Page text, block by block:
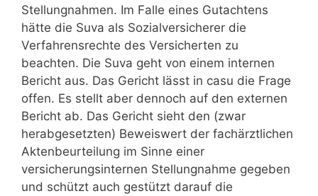
Stellungnahmen. Im Falle eines Gutachtens
hätte die Suva als Sozialversicherer die
Verfahrensrechte des Versicherten zu
beachten. Die Suva geht von einem internen
Bericht aus. Das Gericht lässt in casu die Frage
offen. Es stellt aber dennoch auf den externen
Bericht ab. Das Gericht sieht den (zwar
herabgesetzten) Beweiswert der fachärztlichen
Aktenbeurteilung im Sinne einer
versicherungsinternen Stellungnahme gegeben
und schützt auch gestützt darauf die